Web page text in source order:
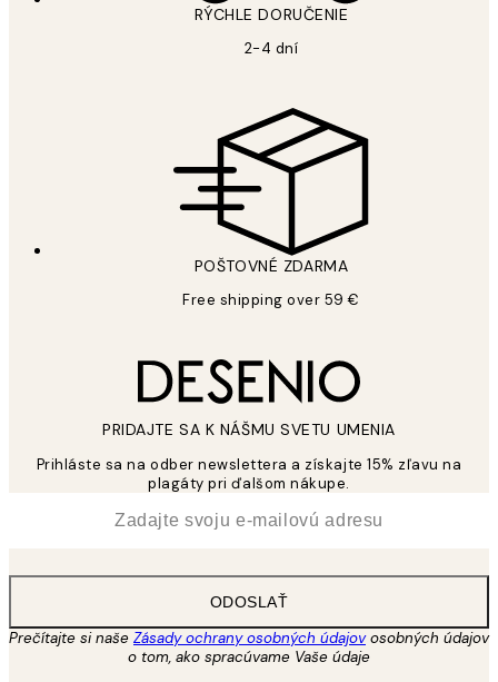
RÝCHLE DORUČENIE
2-4 dní
POŠTOVNÉ ZDARMA
Free shipping over 59 €
PRIDAJTE SA K NÁŠMU SVETU UMENIA
Prihláste sa na odber newslettera a získajte 15% zľavu na
plagáty pri ďalšom nákupe.
ODOSLAŤ
Prečítajte si naše Zásady ochrany osobných údajovosobných údajov
o tom, ako spracúvame Vaše údaje